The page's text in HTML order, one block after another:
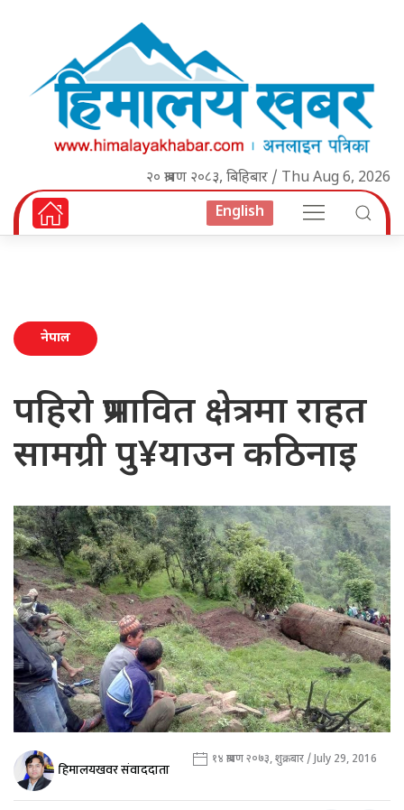
२० श्रावण २०८३, बिहिबार / Thu Aug 6, 2026
English
नेपाल
पहिरो प्रभावित क्षेत्रमा राहत
सामग्री पु¥याउन कठिनाइ
हिमालयखवर संवाददाता १४ श्रावण २०७३, शुक्रबार / July 29, 2016